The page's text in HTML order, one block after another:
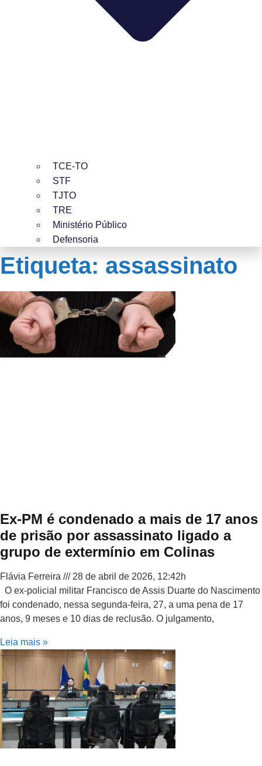
TCE-TO
STF
TJTO
TRE
Ministério Público
Defensoria
Etiqueta: assassinato
Ex-PM é condenado a mais de 17 anos
de prisão por assassinato ligado a
grupo de extermínio em Colinas
Flávia Ferreira
28 de abril de 2026, 12:42h
O ex-policial militar Francisco de Assis Duarte do Nascimento
foi condenado, nessa segunda-feira, 27, a uma pena de 17
anos, 9 meses e 10 dias de reclusão. O julgamento,
Leia mais »